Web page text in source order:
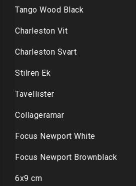
Tango Wood Black
Charleston Vit
Charleston Svart
Stilren Ek
Tavellister
Collageramar
Focus Newport White
Focus Newport Brownblack
6x9 cm